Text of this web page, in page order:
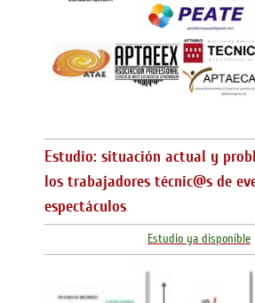
Estudio: situación actual y
los trabajadores técnic@s de
espectáculos
Estudio ya disponible